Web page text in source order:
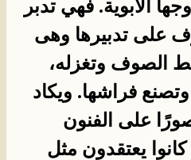
الأبوية. فهي تدبر
على تدبيرها وهى
الصوف وتغزله،
فراشها. ويكاد
على الفنون
كانوا يعتقدون مثل